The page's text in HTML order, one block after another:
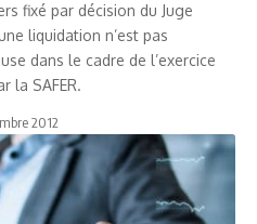
fixé par décision du Juge
liquidation n’est pas
dans le cadre de l’exercice
la SAFER.
2012